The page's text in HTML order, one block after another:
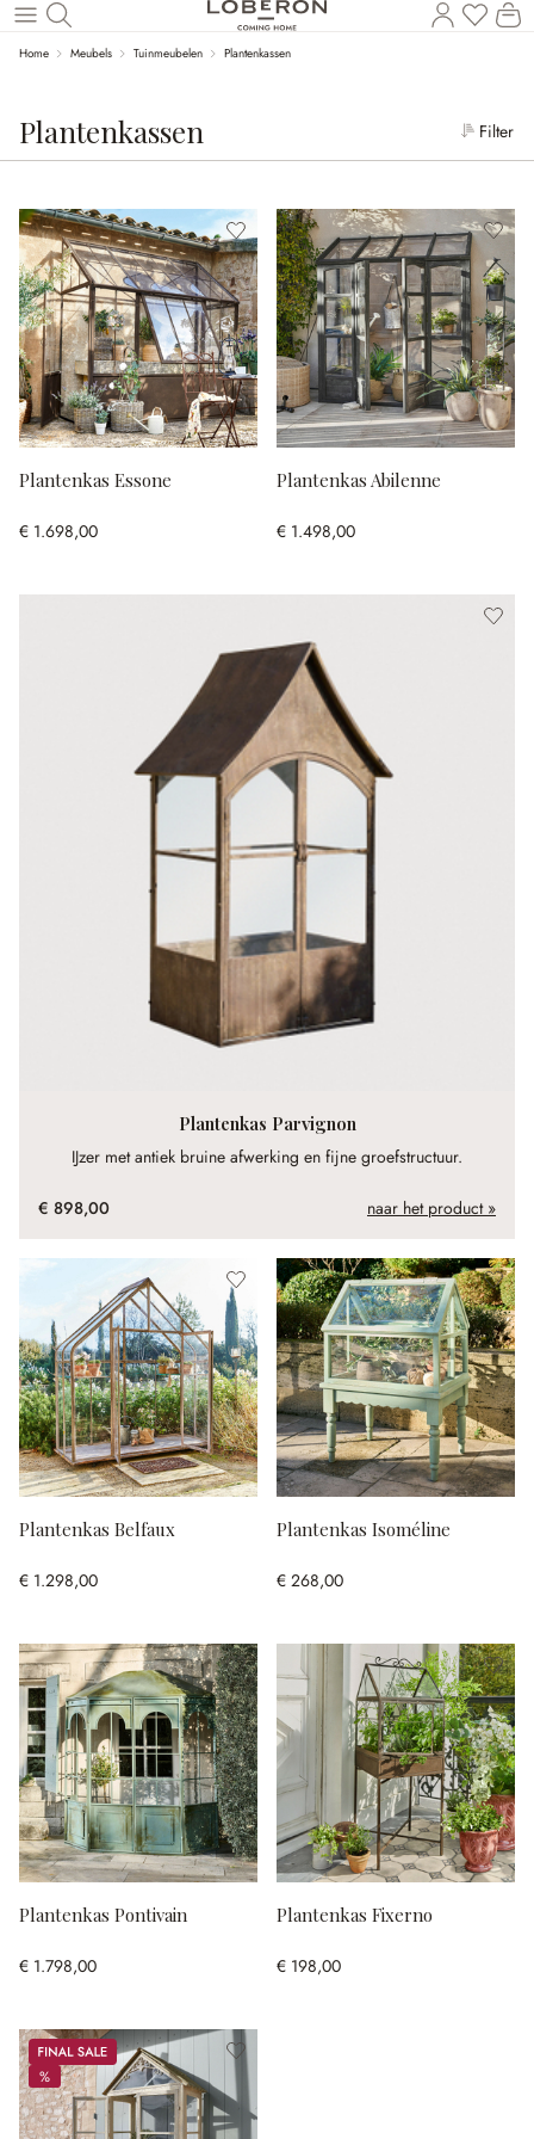
Naar de hoofdinhoud
Home Meubels Tuinmeubelen Plantenkassen
Plantenkassen Filter
Plantenkas Essone
€ 1.698,00
Plantenkas Parvignon
IJzer met antiek bruine afwerking en fijne groefstructuur.
€ 898,00 naar het product »
Plantenkas Abilenne
€ 1.498,00
Plantenkas Belfaux
€ 1.298,00
Plantenkas Isoméline
€ 268,00
Plantenkas Pontivain
€ 1.798,00
Plantenkas Fixerno
€ 198,00
Sale
%
%